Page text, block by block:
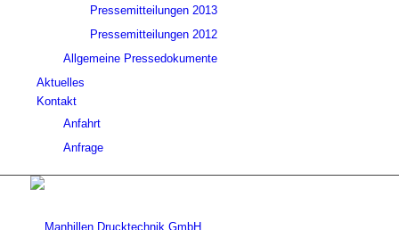
Pressemitteilungen 2013
Pressemitteilungen 2012
Allgemeine Pressedokumente
Aktuelles
Kontakt
Anfahrt
Anfrage